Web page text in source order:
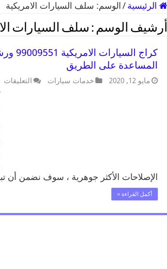
الرئيسية / الوسم: سلف السيارات الامريكية
أرشيف الوسم : سلف السيارات
كراج
المساعدة على الطريق
مايو 12, 2020 خدمات سيارات التعليقات
الإصلاحات الأكثر جوهرية ، سوف نضمن أن
أكمل القراءة »